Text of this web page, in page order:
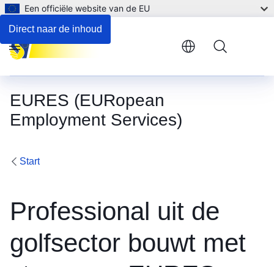
Direct naar de inhoud
Een officiële website van de EU
EURES (EURopean
Employment Services)
Menu
Start
Professional uit de
golfsector bouwt met